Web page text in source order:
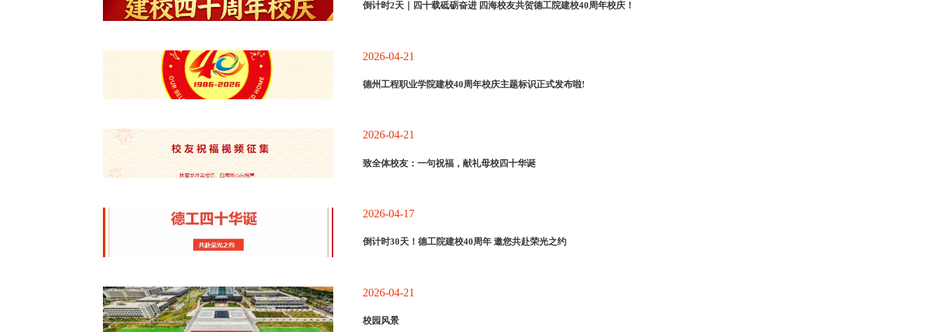
倒计时2天｜四十载砥砺奋进 四海校友共贺德工院建校40周年校庆！
2026-04-21
德州工程职业学院建校40周年校庆主题标识正式发布啦!
2026-04-21
致全体校友：一句祝福，献礼母校四十华诞
2026-04-17
倒计时30天！德工院建校40周年 邀您共赴荣光之约
2026-04-21
校园风景